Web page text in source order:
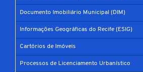
Documento Imobiliário Municipal (DIM)
Informações Geográficas do Recife (ESIG)
Cartórios de Imóveis
Processos de Licenciamento Urbanístico